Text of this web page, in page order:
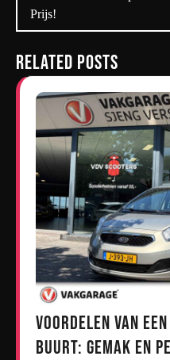
Prijs!
Related Posts
Voordelen van
Buurt: Gemak en